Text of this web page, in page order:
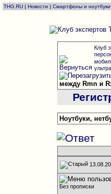
THG.RU | Новости | Смартфоны и ноутбуки
Клуб
между Rmn и
Ноутбуки,
Без прописки